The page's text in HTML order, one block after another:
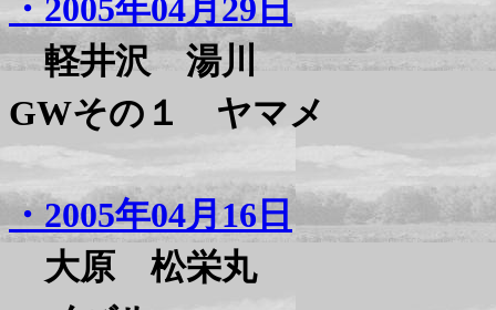
・2005年04月29日
軽井沢 湯川
GWその１ ヤマメ
・2005年04月16日
大原 松栄丸